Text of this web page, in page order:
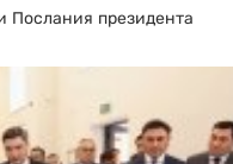
президента